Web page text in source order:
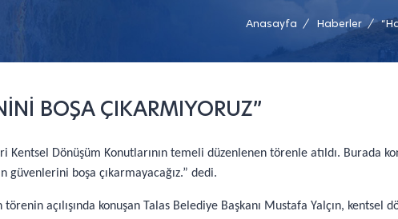
Anasayfa / Haberler /
BOŞA ÇIKARMIYORUZ”
Dönüşüm Konutlarının temeli düzenlenen törenle atıldı. Burada
güvenlerini boşa çıkarmayacağız.” dedi.
törenin açılışında konuşan Talas Belediye Başkanı Mustafa Yalçın, kentsel